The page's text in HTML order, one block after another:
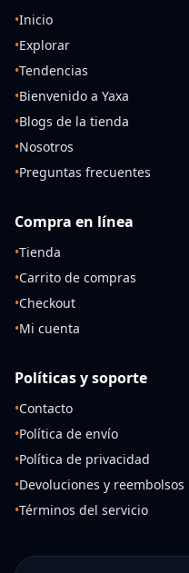
•Inicio
•Explorar
•Tendencias
•Bienvenido a Yaxa
•Blogs de la tienda
•Nosotros
•Preguntas frecuentes
Compra en línea
•Tienda
•Carrito de compras
•Checkout
•Mi cuenta
Políticas y soporte
•Contacto
•Política de envío
•Política de privacidad
•Devoluciones y reembolsos
•Términos del servicio